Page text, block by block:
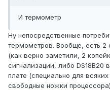
И термометр
Ну непосредственные
термометров. Вообще, есть 2
(как верно заметили, 2
сигнализации, либо DS18B20
плате (специально для
свободные ножки